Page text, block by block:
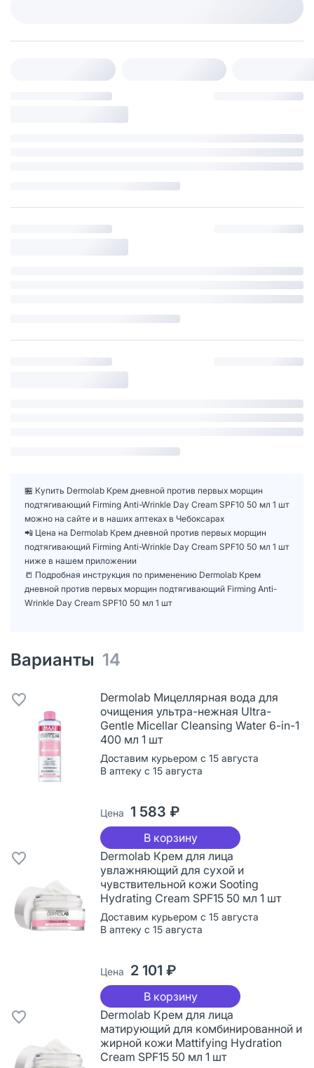
🏪 Купить Dermolab Крем дневной против первых морщин
подтягивающий Firming Anti-Wrinkle Day Cream SPF10 50 мл 1 шт
можно на сайте и в наших аптеках в Чебоксарах
📲 Цена на Dermolab Крем дневной против первых морщин
подтягивающий Firming Anti-Wrinkle Day Cream SPF10 50 мл 1 шт
ниже в нашем приложении
📒 Подробная инструкция по применению Dermolab Крем
дневной против первых морщин подтягивающий Firming Anti-
Wrinkle Day Cream SPF10 50 мл 1 шт
Варианты 14
Dermolab Мицеллярная вода для
очищения ультра-нежная Ultra-
Gentle Micellar Cleansing Water 6-in-1
400 мл 1 шт
Доставим курьером с 15 августа
В аптеку с 15 августа
Цена 1 583 ₽
В корзину
Dermolab Крем для лица
увлажняющий для сухой и
чувствительной кожи Sooting
Hydrating Cream SPF15 50 мл 1 шт
Доставим курьером с 15 августа
В аптеку с 15 августа
Цена 2 101 ₽
В корзину
Dermolab Крем для лица
матирующий для комбинированной и
жирной кожи Mattifying Hydration
Cream SPF15 50 мл 1 шт